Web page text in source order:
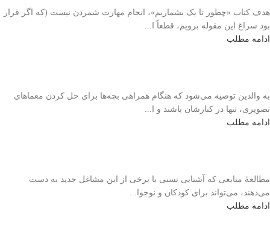
هدف کتاب «چطور تا یک بشماریم»، انجام مهارت شمردن نیست (که اگر قرار
بود سراغ این مقوله برویم، قطعاً ا...
ادامه مطلب
به والدین توصیه می‌شود که هنگام همراهی بچه‌ها برای حل کردن معماهای
تصویری، تنها در کنارشان باشند و ا...
ادامه مطلب
مطالعهٔ منابعی که آشنایی نسبی با برخی از این مشاغل جدید به دست
می‌دهند، می‌تواند برای کودکان و نوجوا...
ادامه مطلب